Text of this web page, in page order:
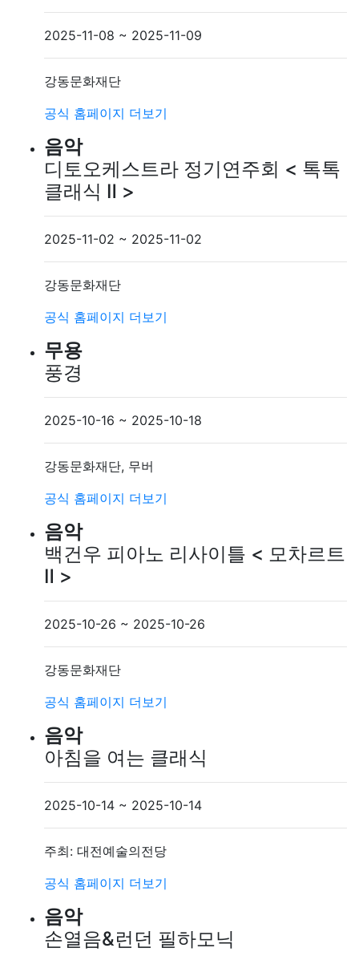
2025-11-08 ~ 2025-11-09
강동문화재단
공식 홈페이지 더보기
음악
디토오케스트라 정기연주회 < 톡톡
클래식 Ⅱ >
2025-11-02 ~ 2025-11-02
강동문화재단
공식 홈페이지 더보기
무용
풍경
2025-10-16 ~ 2025-10-18
강동문화재단, 무버
공식 홈페이지 더보기
음악
백건우 피아노 리사이틀 < 모차르트
Ⅱ >
2025-10-26 ~ 2025-10-26
강동문화재단
공식 홈페이지 더보기
음악
아침을 여는 클래식
2025-10-14 ~ 2025-10-14
주최: 대전예술의전당
공식 홈페이지 더보기
음악
손열음&런던 필하모닉